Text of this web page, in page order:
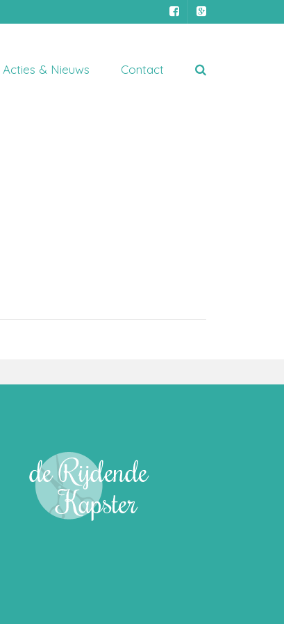
Acties & Nieuws Contact